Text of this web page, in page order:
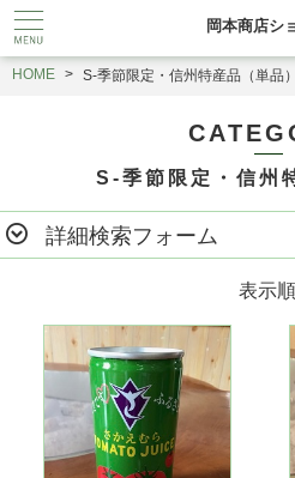
岡本商店シ
HOME S-季節限定・信州特産品（単品）
S-季節限定・信州
詳細検索フォーム
表示